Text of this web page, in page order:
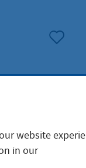
website
in our